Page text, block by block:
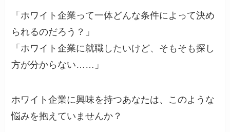
「ホワイト企業って一体どんな条件によって決め
られるのだろう？」
「ホワイト企業に就職したいけど、そもそも探し
方が分からない……」
ホワイト企業に興味を持つあなたは、このような
悩みを抱えていませんか？